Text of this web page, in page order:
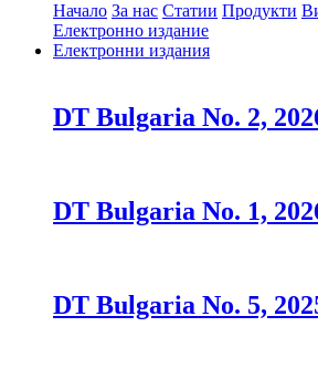
Начало За нас Статии Продукти
Електронно издание
Електронни издания
DT Bulgaria No. 2,
DT Bulgaria No. 1,
DT Bulgaria No. 5,